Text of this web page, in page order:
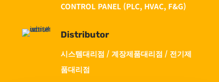
CONTROL PANEL (PLC, HVAC, F&G)
Distributor
시스템대리점 / 계장제품대리점 / 전기제
품대리점